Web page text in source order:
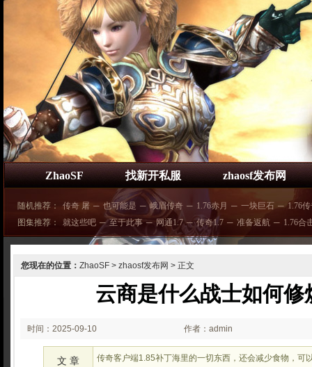
ZhaoSF 找新开私服 zhaosf发布网
随机推荐： 传奇 屠 ─ 也可能是 ─ 峨眉传奇 ─ 1.76赤月 ─ 一块巨石 ─ 1.76
图集推荐：
就这些吧 ─ 至于此事 ─ 网通1.7 ─ 传奇1.7 ─ 准备返航 ─ 1.76合
您现在的位置： ZhaoSF > zhaosf发布网 > 正文
云商是什么战士如何修
时间：2025-09-10
02:25:17
作者：admin
文 章
传奇客户端1.85补丁海里的一切东西，还会减少食物，可